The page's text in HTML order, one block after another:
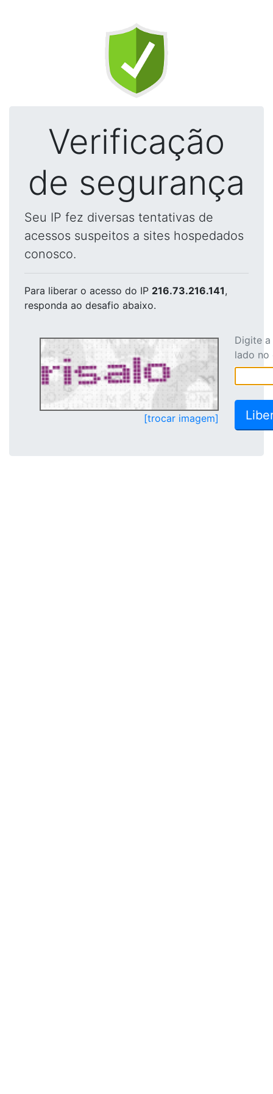
Verificação
de segurança
Seu IP fez diversas tentativas de
acessos suspeitos a sites hospedados
conosco.
Para liberar o acesso do IP 216.73.216.141,
responda ao desafio abaixo.
[trocar imagem]
Digite
lado no